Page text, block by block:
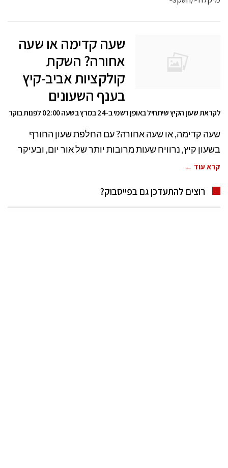
שעה קדימה או שעה
אחורה? השקת
קולקציות אביב-קיץ
בענף השעונים
לקראת שעון הקיץ שיתחיל באופן רשמי ב-24 במרץ בשעה 02:00 לפנות בוקר
שעה קדימה, או שעה אחורה? עם החלפת שעון החורף
בשעון קיץ, נרוויח שעות מרובות יותר של אור יום, ובעיקר
קרא עוד ←
רוצים להתעדכן גם בפייסבוק?